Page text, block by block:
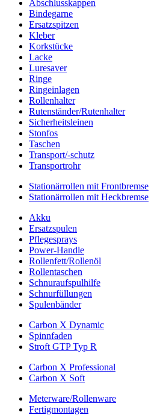
Abschlusskappen
Bindegarne
Ersatzspitzen
Kleber
Korkstücke
Lacke
Luresaver
Ringe
Ringeinlagen
Rollenhalter
Rutenständer/Rutenhalter
Sicherheitsleinen
Stonfos
Taschen
Transport/-schutz
Transportrohr
Stationärrollen mit Frontbremse
Stationärrollen mit Heckbremse
Akku
Ersatzspulen
Pflegesprays
Power-Handle
Rollenfett/Rollenöl
Rollentaschen
Schnuraufspulhilfe
Schnurfüllungen
Spulenbänder
Carbon X Dynamic
Spinnfaden
Stroft GTP Typ R
Carbon X Professional
Carbon X Soft
Meterware/Rollenware
Fertigmontagen